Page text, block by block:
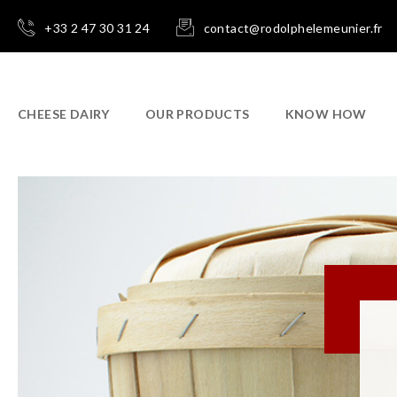
+33 2 47 30 31 24 contact@rodolphelemeunier.fr
CHEESE DAIRY OUR PRODUCTS KNOW HOW